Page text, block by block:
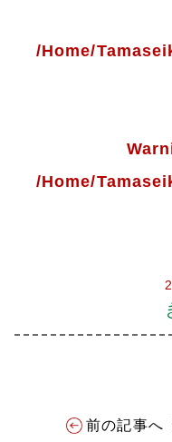
会社案内
/home/
/home/
前の記事へ